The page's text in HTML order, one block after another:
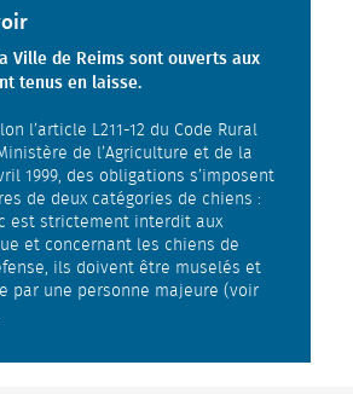
Ville de Reims sont ouverts aux
tenus en laisse.
l’article L211-12 du Code Rural
de l’Agriculture et de la
1999, des obligations s’imposent
de deux catégories de chiens :
est strictement interdit aux
et concernant les chiens de
ils doivent être muselés et
par une personne majeure (voir